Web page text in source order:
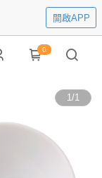
開啟APP
0
1/1